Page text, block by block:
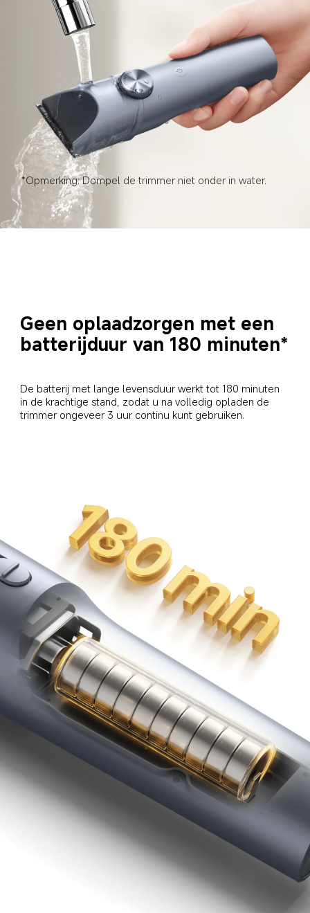
*Opmerking: Dompel de trimmer niet onder in water.
Geen oplaadzorgen met een
batterijduur van 180 minuten*
De batterij met lange levensduur werkt tot 180 minuten
in de krachtige stand, zodat u na volledig opladen de
trimmer ongeveer 3 uur continu kunt gebruiken.